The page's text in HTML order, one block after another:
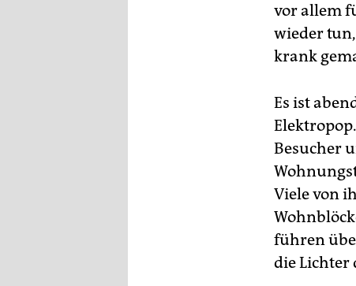
vor allem
wieder
krank
Es ist
Besucher
Viele von
führen
die Lichter